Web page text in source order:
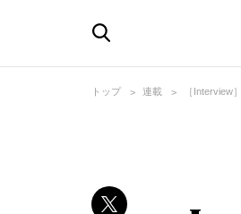
トップ 連載 ［Interview